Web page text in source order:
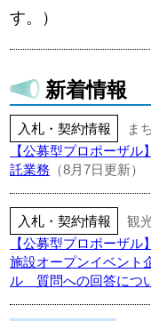
す。）
新着情報
入札・契約情報
ま
【公募型プロポーザ
託業務 （8月7日更新）
入札・契約情報
観
【公募型プロポーザ
施設オープンイベン
ル 質問への回答につ